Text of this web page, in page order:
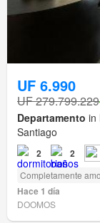
UF 6.990
UF 279.799.229
Departamento in
Santiago
2 2
Completamente
Hace 1 día
DOOMOS